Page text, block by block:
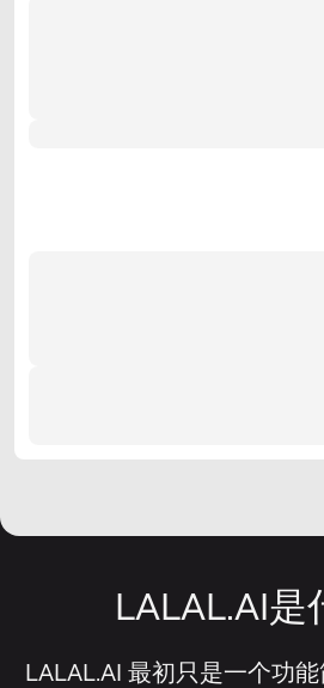
LALAL.AI是
LALAL.AI 最初只是一个功